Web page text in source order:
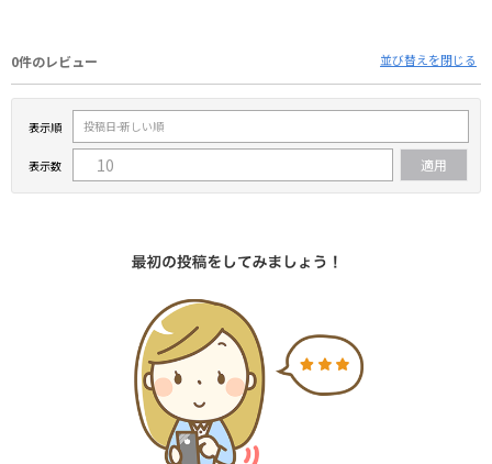
0件のレビュー 並び替えを閉じる
表示順
表示数